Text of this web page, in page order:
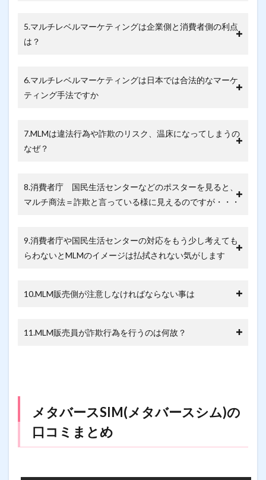
5.マルチレベルマーケティングは企業側と消費者側の利点
は？
6.マルチレベルマーケティングは日本では合法的なマーケ
ティング手法ですか
7.MLMは違法行為や詐欺のリスク、温床になってしまうの
なぜ？
8.消費者庁 国民生活センターなどのポスターを見ると、
マルチ商法＝詐欺と言っている様に見えるのですが・・・
9.消費者庁や国民生活センターの対応をもう少し考えても
らわないとMLMのイメージは払拭されない気がします
10.MLM販売側が注意しなければならない事は
11.MLM販売員が詐欺行為を行うのは何故？
メタバースSIM(メタバースシム)の
口コミまとめ